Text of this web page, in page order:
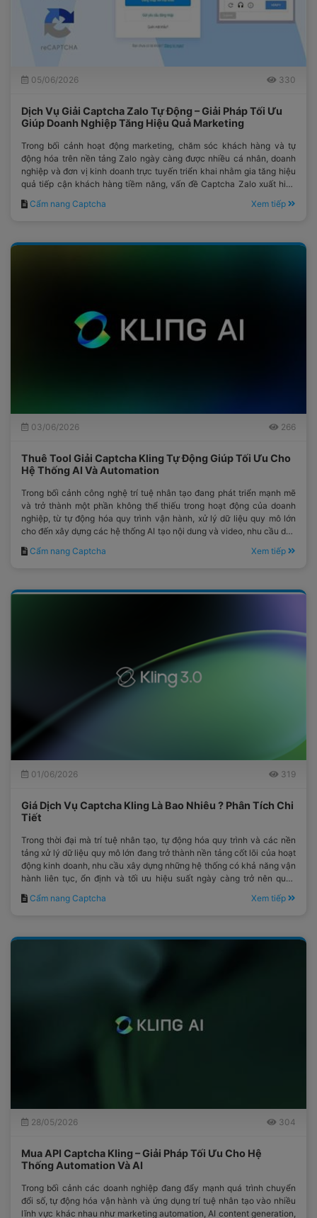
05/06/2026 330
Dịch Vụ Giải Captcha Zalo Tự Động – Giải Pháp Tối Ưu
Giúp Doanh Nghiệp Tăng Hiệu Quả Marketing
Trong bối cảnh hoạt động marketing, chăm sóc khách hàng và tự
động hóa trên nền tảng Zalo ngày càng được nhiều cá nhân, doanh
nghiệp và đơn vị kinh doanh trực tuyến triển khai nhằm gia tăng hiệu
quả tiếp cận khách hàng tiềm năng, vấn đề Captcha Zalo xuất hiện
nhất đối với quá trình vận hành hệ thống.
Cẩm nang Captcha Xem tiếp
03/06/2026 266
Thuê Tool Giải Captcha Kling Tự Động Giúp Tối Ưu Cho
Hệ Thống AI Và Automation
Trong bối cảnh công nghệ trí tuệ nhân tạo đang phát triển mạnh mẽ
và trở thành một phần không thể thiếu trong hoạt động của doanh
nghiệp, từ tự động hóa quy trình vận hành, xử lý dữ liệu quy mô lớn
cho đến xây dựng các hệ thống AI tạo nội dung và video, nhu cầu duy
trì một workflow ổn định, liên tục và có khả năng mở rộng cao đang
trở thành ưu tiên hàng đầu.
Cẩm nang Captcha Xem tiếp
01/06/2026 319
Giá Dịch Vụ Captcha Kling Là Bao Nhiêu ? Phân Tích Chi
Tiết
Trong thời đại mà trí tuệ nhân tạo, tự động hóa quy trình và các nền
tảng xử lý dữ liệu quy mô lớn đang trở thành nền tảng cốt lõi của hoạt
động kinh doanh, nhu cầu xây dựng những hệ thống có khả năng vận
hành liên tục, ổn định và tối ưu hiệu suất ngày càng trở nên quan
trọng hơn bao giờ hết.
Cẩm nang Captcha Xem tiếp
28/05/2026 304
Mua API Captcha Kling – Giải Pháp Tối Ưu Cho Hệ
Thống Automation Và AI
Trong bối cảnh các doanh nghiệp đang đẩy mạnh quá trình chuyển
đổi số, tự động hóa vận hành và ứng dụng trí tuệ nhân tạo vào nhiều
lĩnh vực khác nhau như marketing automation, AI content generation,